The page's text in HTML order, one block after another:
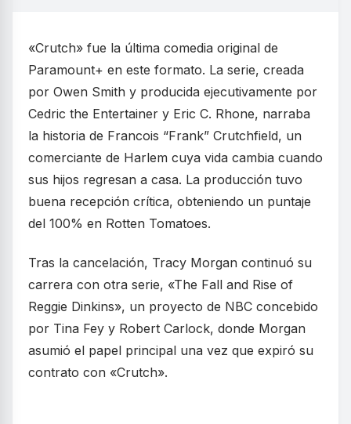
«Crutch» fue la última comedia original de
Paramount+ en este formato. La serie, creada
por Owen Smith y producida ejecutivamente por
Cedric the Entertainer y Eric C. Rhone, narraba
la historia de Francois “Frank” Crutchfield, un
comerciante de Harlem cuya vida cambia cuando
sus hijos regresan a casa. La producción tuvo
buena recepción crítica, obteniendo un puntaje
del 100% en Rotten Tomatoes.
Tras la cancelación, Tracy Morgan continuó su
carrera con otra serie, «The Fall and Rise of
Reggie Dinkins», un proyecto de NBC concebido
por Tina Fey y Robert Carlock, donde Morgan
asumió el papel principal una vez que expiró su
contrato con «Crutch».